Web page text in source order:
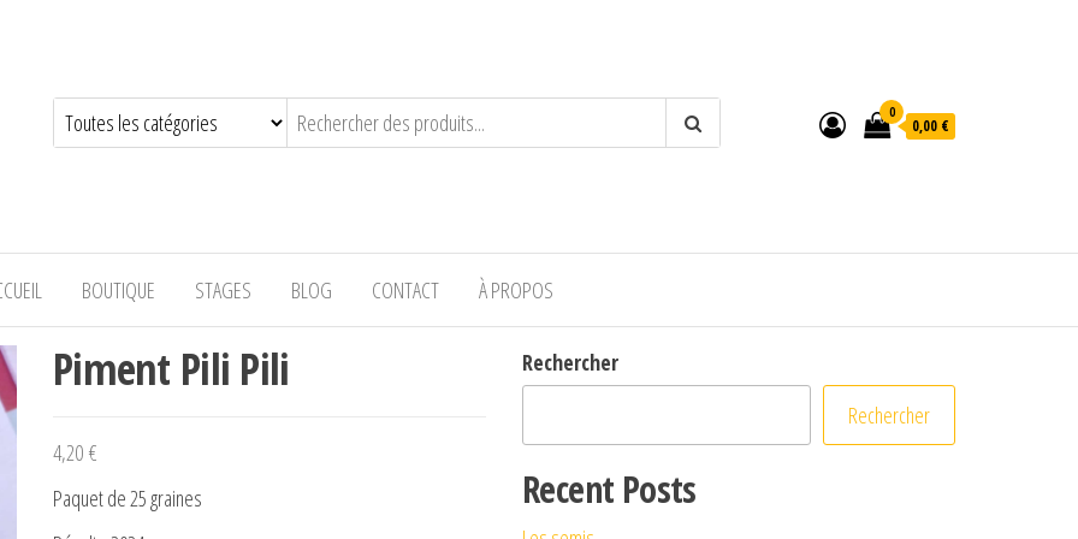
0
0,00 €
BOUTIQUE STAGES BLOG CONTACT À PROPOS
Piment Pili Pili
4,20 €
Paquet de 25 graines
Rechercher
Rechercher
Recent Posts